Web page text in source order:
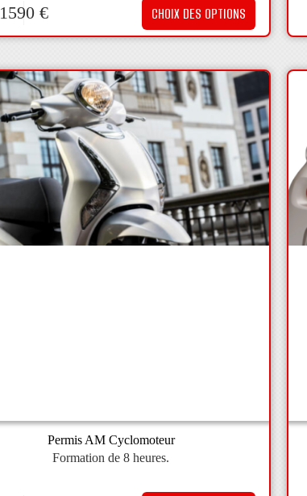
1590€ CHOIX DES OPTIONS
Permis AM Cyclomoteur
Formation de 8 heures.